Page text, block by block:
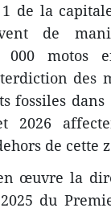
de la
de
000 motos
des
fossiles
2026
de cette
œuvre la
du